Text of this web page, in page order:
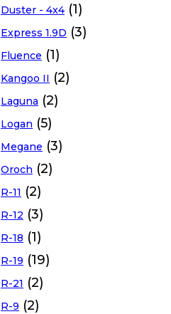
Duster - 4x4 (1)
Express 1.9D (3)
Fluence (1)
Kangoo II (2)
Laguna (2)
Logan (5)
Megane (3)
Oroch (2)
R-11 (2)
R-12 (3)
R-18 (1)
R-19 (19)
R-21 (2)
R-9 (2)